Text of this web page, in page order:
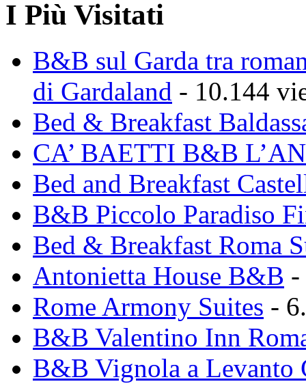
I Più Visitati
B&B sul Garda tra
di Gardaland - 10.144
Bed & Breakfast
CA’ BAETTI B&B
Bed and Breakfast
B&B Piccolo Paradiso
Bed & Breakfast Roma
Antonietta House B&B -
Rome Armony Suites -
B&B Valentino Inn
B&B Vignola a Levanto